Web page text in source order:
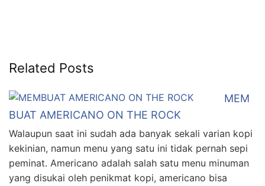
Related Posts
MEM
BUAT AMERICANO ON THE ROCK
Walaupun saat ini sudah ada banyak sekali varian kopi
kekinian, namun menu yang satu ini tidak pernah sepi
peminat. Americano adalah salah satu menu minuman
yang disukai oleh penikmat kopi, americano bisa